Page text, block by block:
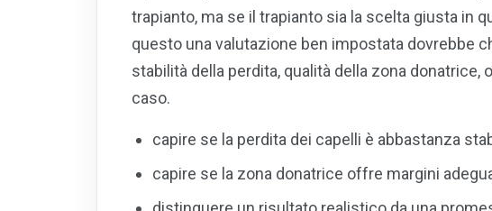
trapianto, ma se il trapianto sia la scelta giusta in
questo una valutazione ben impostata dovrebbe
stabilità della perdita, qualità della zona donatrice,
caso.
capire se la perdita dei capelli è abbastanza
capire se la zona donatrice offre margini